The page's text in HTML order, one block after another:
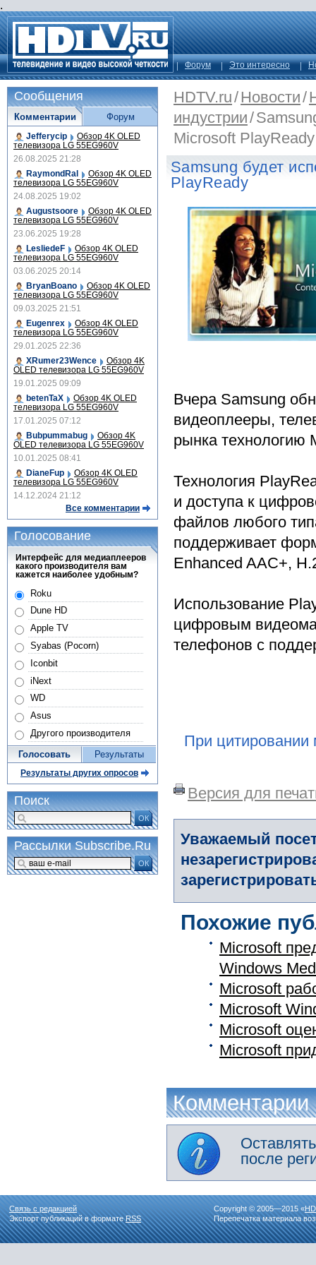
.
Форум Это интересно
HDTV.ru/Новости/
индустрии/
Microsoft PlayReady
Samsung будет
PlayReady
Вчера Samsung
видеоплееры,
рынка технологию
Технология
и доступа к
файлов любого
поддерживает
Enhanced AAC+,
Использование
цифровым
телефонов с
При цитировании
Версия для
Уважаемый
Похожие
Microsoft
Windows
Microsoft
Microsoft
Microsoft
Microsoft
Комментарии
после
Сообщения
Комментарии
Jefferycip Обзор 4K OLED
телевизора LG 55EG960V
26.08.2025 21:28
RaymondRal
Обзор 4K OLED
телевизора LG 55EG960V
24.08.2025 19:02
Augustsoore
Обзор 4K OLED
телевизора LG 55EG960V
23.06.2025 19:28
LesliedeF
Обзор 4K OLED
телевизора LG 55EG960V
03.06.2025 20:14
BryanBoano
Обзор 4K OLED
телевизора LG 55EG960V
09.03.2025 21:51
Eugenrex
Обзор 4K OLED
телевизора LG 55EG960V
29.01.2025 22:36
XRumer23Wence
Обзор 4K
OLED телевизора LG 55EG960V
19.01.2025 09:09
betenTaX
Обзор 4K OLED
телевизора LG 55EG960V
17.01.2025 07:12
Bubpummabug
Обзор 4K
OLED телевизора LG 55EG960V
10.01.2025 08:41
DianeFup
Обзор 4K OLED
телевизора LG 55EG960V
14.12.2024 21:12
Все комментарии
Форум
Голосование
Интерфейс для медиаплееров
какого производителя вам
кажется наиболее удобным?
Roku
Dune HD
Apple TV
Syabas (Pocorn)
Iconbit
iNext
WD
Asus
Другого производителя
Голосовать Результаты
Результаты других опросов
Поиск
ОК
Рассылки Subscribe.Ru
ОК
Связь с редакцией
Экспорт публикаций в форматеRSS
Copyright © 2005—2015 «
Перепечатка материала